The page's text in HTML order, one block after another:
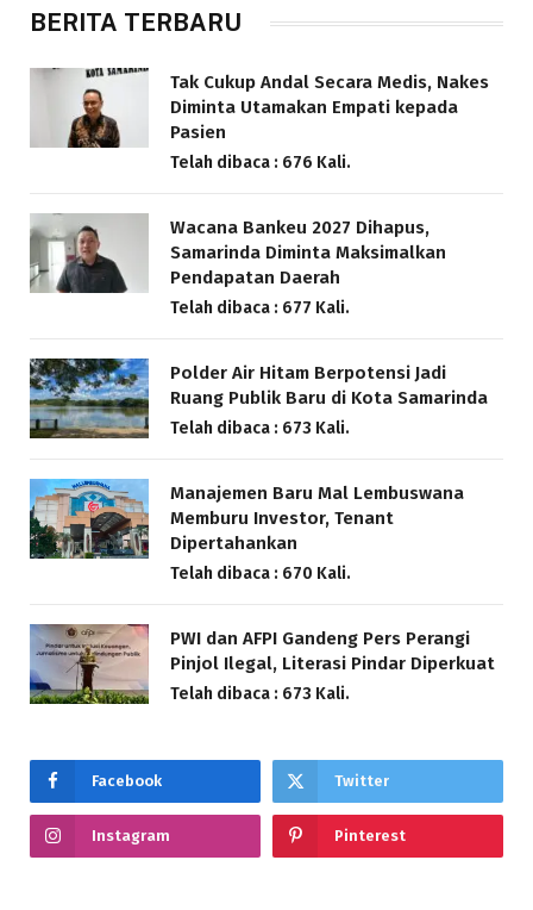
BERITA TERBARU
Tak Cukup Andal Secara Medis, Nakes
Diminta Utamakan Empati kepada
Pasien
Telah dibaca : 676 Kali.
Wacana Bankeu 2027 Dihapus,
Samarinda Diminta Maksimalkan
Pendapatan Daerah
Telah dibaca : 677 Kali.
Polder Air Hitam Berpotensi Jadi
Ruang Publik Baru di Kota Samarinda
Telah dibaca : 673 Kali.
Manajemen Baru Mal Lembuswana
Memburu Investor, Tenant
Dipertahankan
Telah dibaca : 670 Kali.
PWI dan AFPI Gandeng Pers Perangi
Pinjol Ilegal, Literasi Pindar Diperkuat
Telah dibaca : 673 Kali.
Facebook Twitter
Instagram Pinterest